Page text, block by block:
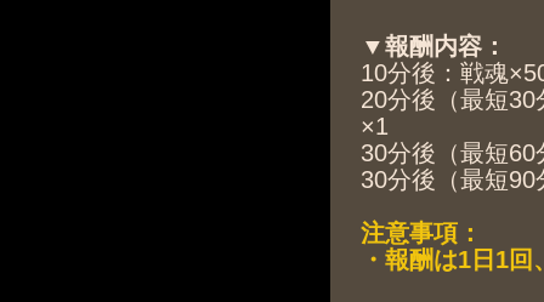
▼報酬内容：
10分後：戦魂
20分後（最短
×1
30分後（最短
30分後（最短
注意事項：
・報酬は1日1